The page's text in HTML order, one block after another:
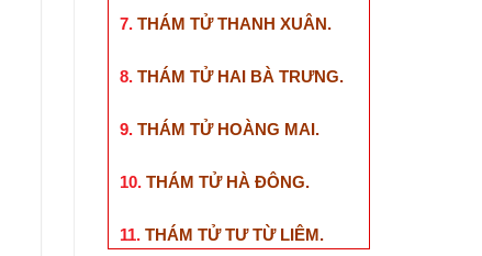
7. THÁM TỬ THANH XUÂN.
8. THÁM TỬ HAI BÀ TRƯNG.
9. THÁM TỬ HOÀNG MAI.
10. THÁM TỬ HÀ ĐÔNG.
11. THÁM TỬ TƯ TỪ LIÊM.